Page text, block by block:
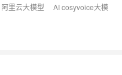
阿里云大模型
AI cosyvoice大模